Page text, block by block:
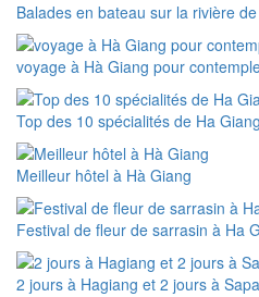
Balades en bateau sur la rivière
voyage à Hà Giang pour
Top des 10 spécialités de Ha Giang
Meilleur hôtel à Hà Giang
Festival de fleur de sarrasin à Ha
2 jours à Hagiang et 2 jours à